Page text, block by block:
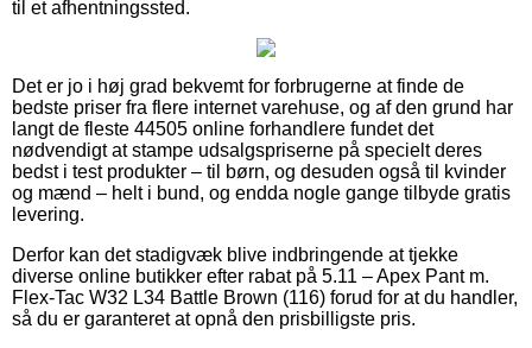
til et afhentningssted.
Det er jo i høj grad bekvemt for forbrugerne at finde de
bedste priser fra flere internet varehuse, og af den grund har
langt de fleste 44505 online forhandlere fundet det
nødvendigt at stampe udsalgspriserne på specielt deres
bedst i test produkter – til børn, og desuden også til kvinder
og mænd – helt i bund, og endda nogle gange tilbyde gratis
levering.
Derfor kan det stadigvæk blive indbringende at tjekke
diverse online butikker efter rabat på 5.11 – Apex Pant m.
Flex-Tac W32 L34 Battle Brown (116) forud for at du handler,
så du er garanteret at opnå den prisbilligste pris.